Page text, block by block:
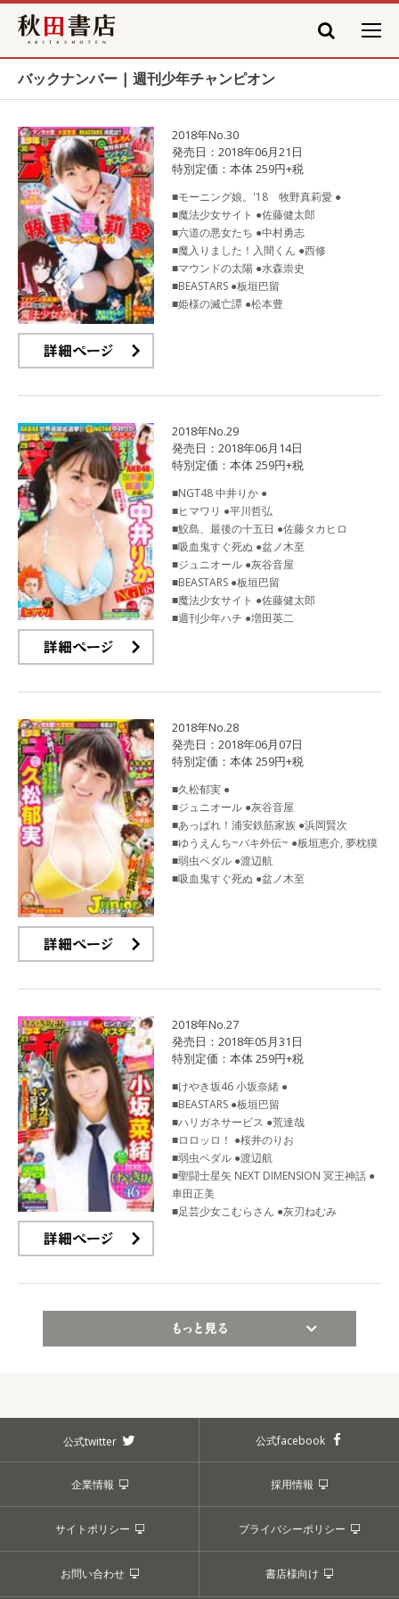
秋田書店
バックナンバー | 週刊少年チャンピオン
2018年No.30
発売日：2018年06月21日
特別定価：本体 259円+税
■モーニング娘。'18 牧野真莉愛 ●
■魔法少女サイト ●佐藤健太郎
■六道の悪女たち ●中村勇志
■魔入りました！入間くん ●西修
■マウンドの太陽 ●水森崇史
■BEASTARS ●板垣巴留
■姫様の滅亡譚 ●松本豊
2018年No.29
発売日：2018年06月14日
特別定価：本体 259円+税
■NGT48 中井りか ●
■ヒマワリ ●平川哲弘
■鮫島、最後の十五日 ●佐藤タカヒロ
■吸血鬼すぐ死ぬ ●盆ノ木至
■ジュニオール ●灰谷音屋
■BEASTARS ●板垣巴留
■魔法少女サイト ●佐藤健太郎
■週刊少年ハチ ●増田英二
2018年No.28
発売日：2018年06月07日
特別定価：本体 259円+税
■久松郁実 ●
■ジュニオール ●灰谷音屋
■あっぱれ！浦安鉄筋家族 ●浜岡賢次
■ゆうえんち~バキ外伝~ ●板垣恵介, 夢枕獏
■弱虫ペダル ●渡辺航
■吸血鬼すぐ死ぬ ●盆ノ木至
2018年No.27
発売日：2018年05月31日
特別定価：本体 259円+税
■けやき坂46 小坂奈緒 ●
■BEASTARS ●板垣巴留
■ハリガネサービス ●荒達哉
■ロロッロ！ ●桜井のりお
■弱虫ペダル ●渡辺航
■聖闘士星矢 NEXT DIMENSION 冥王神話 ●
車田正美
■足芸少女こむらさん ●灰刃ねむみ
公式twitter 公式facebook
企業情報 採用情報
サイトポリシー プライバシーポリシー
お問い合わせ 書店様向け